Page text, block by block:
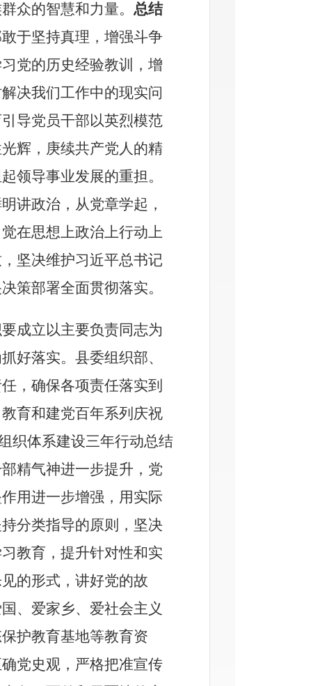
众的智慧和力量。 总结
于坚持真理，增强斗争
党的历史经验教训，增
决我们工作中的现实问
导党员干部以英烈模范
辉，庚续共产党人的精
领导事业发展的重担。
讲政治，从党章学起，
在思想上政治上行动上
坚决维护习近平总书记
策部署全面贯彻落实。
成立以主要负责同志为
好落实。县委组织部、
，确保各项责任落实到
育和建党百年系列庆祝
织体系建设三年行动总结
精气神进一步提升，党
用进一步增强，用实际
持分类指导的原则，坚决
教育，提升针对性和实
的形式，讲好党的故
、爱家乡、爱社会主义
护教育基地等教育资
党史观， 严格把准宣传